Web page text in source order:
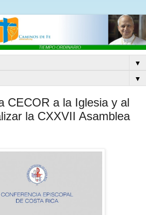
▼
▼
CECOR a la Iglesia y al
la CXXVII Asamblea